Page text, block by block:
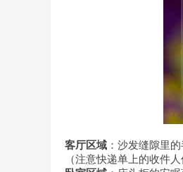
客厅区域 ：沙发缝隙里
（注意快递单上的收件